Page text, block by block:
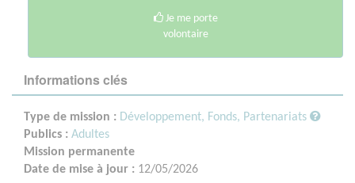
Je me porte
volontaire
Informations clés
Type de mission : Développement, Fonds, Partenariats
Publics : Adultes
Mission permanente
Date de mise à jour : 12/05/2026